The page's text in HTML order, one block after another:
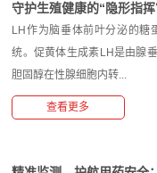
守护生殖健康的“隐形指
LH作为脑垂体前叶分泌的糖
统。促黄体生成素LH是由腺
胆固醇在性腺细胞内转...
查看更多